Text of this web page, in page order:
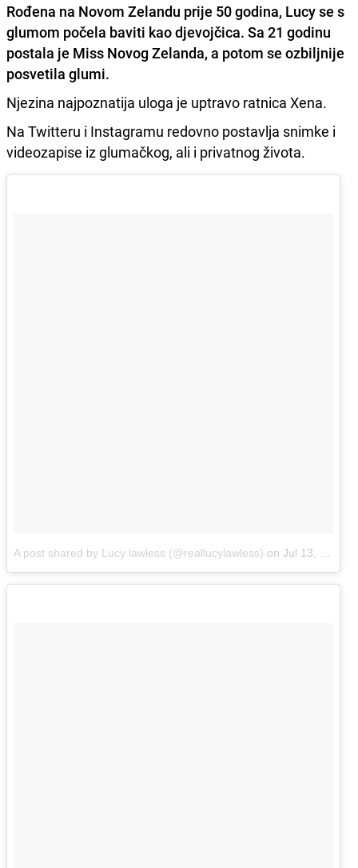
Rođena na Novom Zelandu prije 50 godina, Lucy se s
glumom počela baviti kao djevojčica. Sa 21 godinu
postala je Miss Novog Zelanda, a potom se ozbiljnije
posvetila glumi.
Njezina najpoznatija uloga je uptravo ratnica Xena.
Na Twitteru i Instagramu redovno postavlja snimke i
videozapise iz glumačkog, ali i privatnog života.
A post shared by Lucy lawless (@reallucylawless) on Jul 13, 2017 at 11:20am PDT